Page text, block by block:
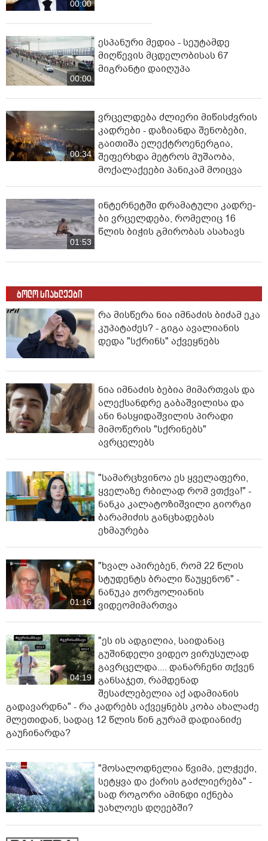
00:00
00:00
ესპანური მედია - სეუტამდე
მიღწევის მცდელობისას 67
მიგრანტი დაიღუპა
00:34
ვრცელდება ძლიერი მიწისძვრის
კადრები - დაზიანდა შენობები,
გაითიშა ელექტროენერგია,
შეფერხდა მეტროს მუშაობა,
მოქალაქეები პანიკამ მოიცვა
01:53
ინ­ტერ­ნეტ­ში დრა­მა­ტუ­ლი კად­რე­
ბი ვრცელდება, რომელიც 16
წლის ბიჭის გმირობას ასახავს
ბოლო სიახლეები
რა მისწერა ნია იმნაძის ბიძამ ეკა
კუპატაძეს? - გიგა ავალიანის
დედა "სქრინს" აქვეყნებს
ნია იმნაძის ბებია მიმართვას და
ალექსანდრე გაბაშვილისა და
ანი ნასყიდაშვილის პირადი
მიმოწერის "სქრინებს"
ავრცელებს
"სა­მარ­ცხვი­ნოა ეს ყვე­ლა­ფე­რი,
ყვე­ლა­ზე რბი­ლად რომ ვთქვა!" -
ნანკა კალატოზიშვილი გიორგი
ბარამიძის განცხადებას
ეხმაურება
01:16
"ხვალ აპირებენ, რომ 22 წლის
სტუდენტს ბრალი წაუყენონ" -
ნანუკა ჟორჟოლიანის
ვიდეომიმართვა
04:19
"ეს ის ადგილია, საიდანაც
გუშინდელი ვიდეო ვირუსულად
გავრცელდა.... დანარჩენი თქვენ
განსაჯეთ, რამდენად
შესაძლებელია აქ ადამიანის
გადავარდნა" - რა კადრებს აქვეყნებს კობა ახალაძე
მლეთიდან, სადაც 12 წლის წინ გურამ დადიანიძე
გაუჩინარდა?
"მოსალოდნელია წვიმა, ელჭექი,
სეტყვა და ქარის გაძლიერება" -
სად როგორი ამინდი იქნება
უახლოეს დღეებში?